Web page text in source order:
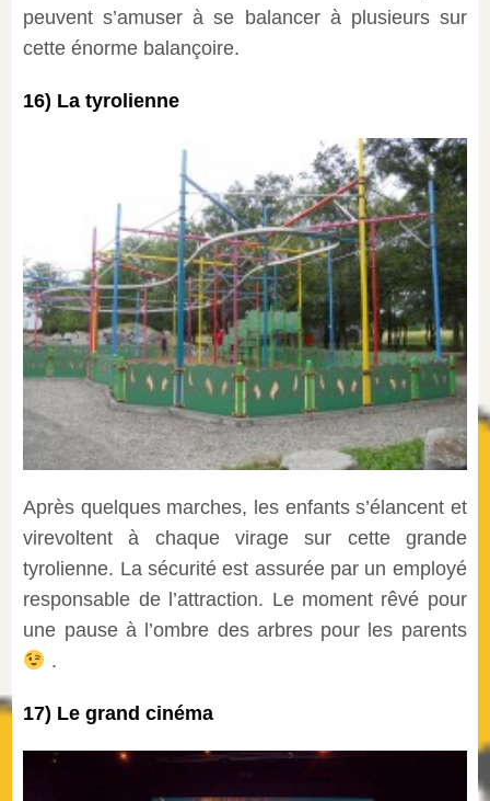
peuvent s’amuser à se balancer à plusieurs sur
cette énorme balançoire.
16) La tyrolienne
Après quelques marches, les enfants s’élancent et
virevoltent à chaque virage sur cette grande
tyrolienne. La sécurité est assurée par un employé
responsable de l’attraction. Le moment rêvé pour
une pause à l’ombre des arbres pour les parents
.
17) Le grand cinéma